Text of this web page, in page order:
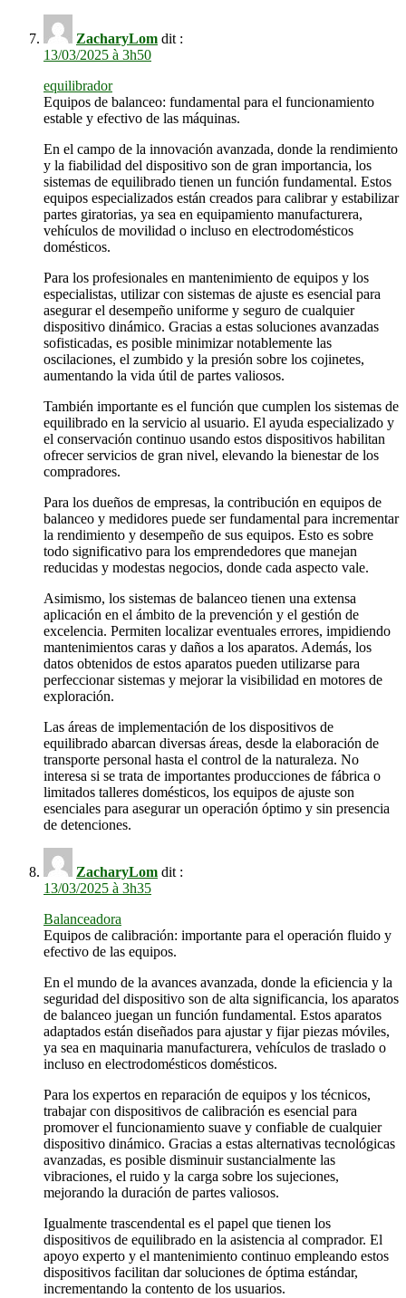
ZacharyLom dit :
13/03/2025 à 3h50
equilibrador
Equipos de balanceo: fundamental para el funcionamiento
estable y efectivo de las máquinas.
En el campo de la innovación avanzada, donde la rendimiento
y la fiabilidad del dispositivo son de gran importancia, los
sistemas de equilibrado tienen un función fundamental. Estos
equipos especializados están creados para calibrar y estabilizar
partes giratorias, ya sea en equipamiento manufacturera,
vehículos de movilidad o incluso en electrodomésticos
domésticos.
Para los profesionales en mantenimiento de equipos y los
especialistas, utilizar con sistemas de ajuste es esencial para
asegurar el desempeño uniforme y seguro de cualquier
dispositivo dinámico. Gracias a estas soluciones avanzadas
sofisticadas, es posible minimizar notablemente las
oscilaciones, el zumbido y la presión sobre los cojinetes,
aumentando la vida útil de partes valiosos.
También importante es el función que cumplen los sistemas de
equilibrado en la servicio al usuario. El ayuda especializado y
el conservación continuo usando estos dispositivos habilitan
ofrecer servicios de gran nivel, elevando la bienestar de los
compradores.
Para los dueños de empresas, la contribución en equipos de
balanceo y medidores puede ser fundamental para incrementar
la rendimiento y desempeño de sus equipos. Esto es sobre
todo significativo para los emprendedores que manejan
reducidas y modestas negocios, donde cada aspecto vale.
Asimismo, los sistemas de balanceo tienen una extensa
aplicación en el ámbito de la prevención y el gestión de
excelencia. Permiten localizar eventuales errores, impidiendo
mantenimientos caras y daños a los aparatos. Además, los
datos obtenidos de estos aparatos pueden utilizarse para
perfeccionar sistemas y mejorar la visibilidad en motores de
exploración.
Las áreas de implementación de los dispositivos de
equilibrado abarcan diversas áreas, desde la elaboración de
transporte personal hasta el control de la naturaleza. No
interesa si se trata de importantes producciones de fábrica o
limitados talleres domésticos, los equipos de ajuste son
esenciales para asegurar un operación óptimo y sin presencia
de detenciones.
ZacharyLom dit :
13/03/2025 à 3h35
Balanceadora
Equipos de calibración: importante para el operación fluido y
efectivo de las equipos.
En el mundo de la avances avanzada, donde la eficiencia y la
seguridad del dispositivo son de alta significancia, los aparatos
de balanceo juegan un función fundamental. Estos aparatos
adaptados están diseñados para ajustar y fijar piezas móviles,
ya sea en maquinaria manufacturera, vehículos de traslado o
incluso en electrodomésticos domésticos.
Para los expertos en reparación de equipos y los técnicos,
trabajar con dispositivos de calibración es esencial para
promover el funcionamiento suave y confiable de cualquier
dispositivo dinámico. Gracias a estas alternativas tecnológicas
avanzadas, es posible disminuir sustancialmente las
vibraciones, el ruido y la carga sobre los sujeciones,
mejorando la duración de partes valiosos.
Igualmente trascendental es el papel que tienen los
dispositivos de equilibrado en la asistencia al comprador. El
apoyo experto y el mantenimiento continuo empleando estos
dispositivos facilitan dar soluciones de óptima estándar,
incrementando la contento de los usuarios.